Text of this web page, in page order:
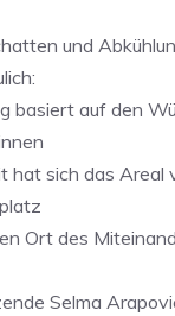
und
basiert auf den
hat sich das Areal
Ort des
Selma